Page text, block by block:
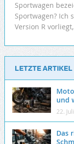
Sportwagen
Sportwagen? Ich
Version R
LETZTE ARTIKEL
und
22.
Das